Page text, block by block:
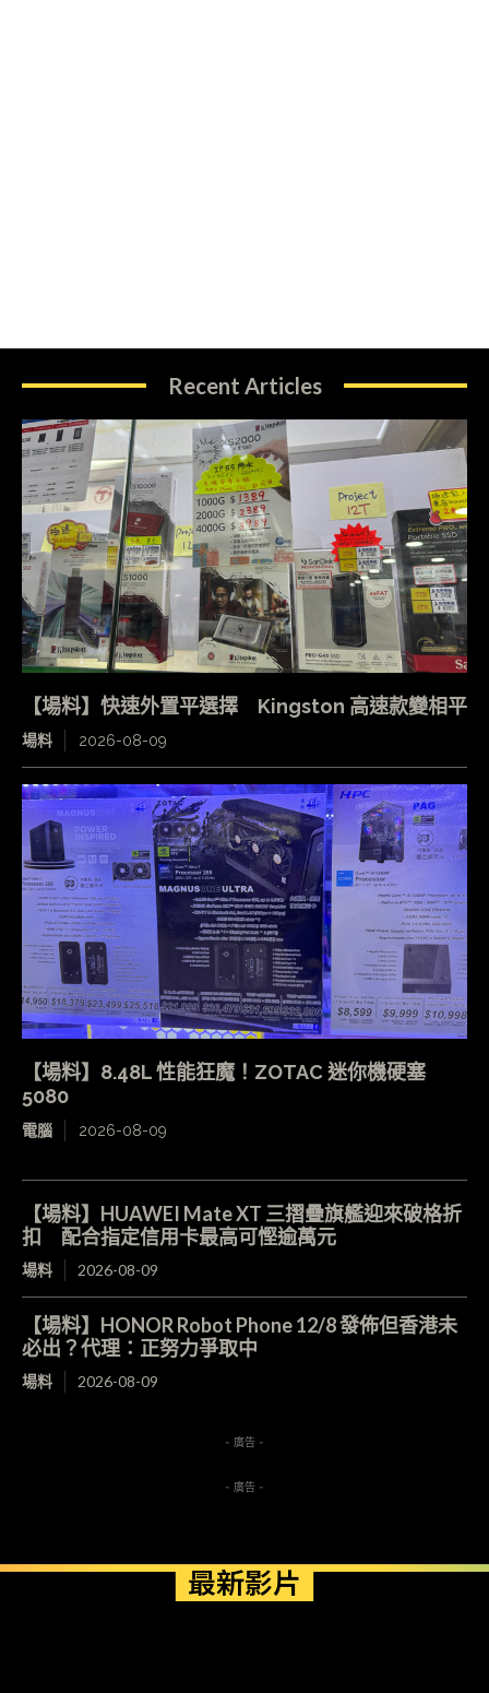
Recent Articles
【場料】快速外置平選擇 Kingston 高速款變相平
場料 2026-08-09
【場料】8.48L 性能狂魔！ZOTAC 迷你機硬塞
5080
電腦 2026-08-09
【場料】HUAWEI Mate XT 三摺疊旗艦迎來破格折
扣 配合指定信用卡最高可慳逾萬元
場料 2026-08-09
【場料】HONOR Robot Phone 12/8 發佈但香港未
必出？代理：正努力爭取中
場料 2026-08-09
- 廣告 -
- 廣告 -
最新影片